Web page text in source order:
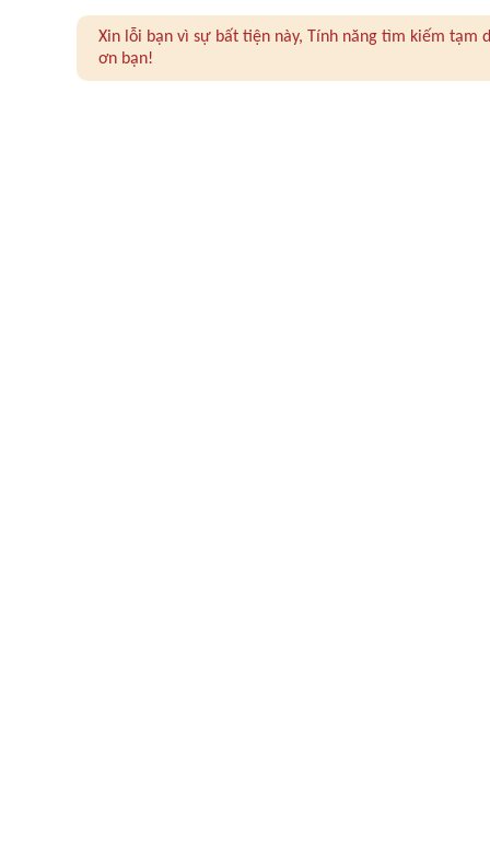
Xin lỗi bạn vì sự bất tiện này, Tính năng tìm kiếm
ơn bạn!